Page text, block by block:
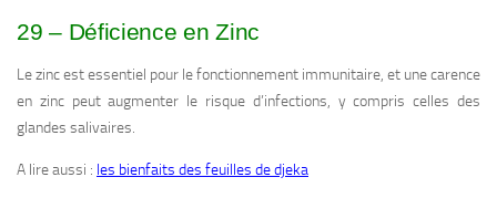
29 – Déficience en Zinc
Le zinc est essentiel pour le fonctionnement immunitaire, et une carence
en zinc peut augmenter le risque d’infections, y compris celles des
glandes salivaires.
A lire aussi : les bienfaits des feuilles de djeka